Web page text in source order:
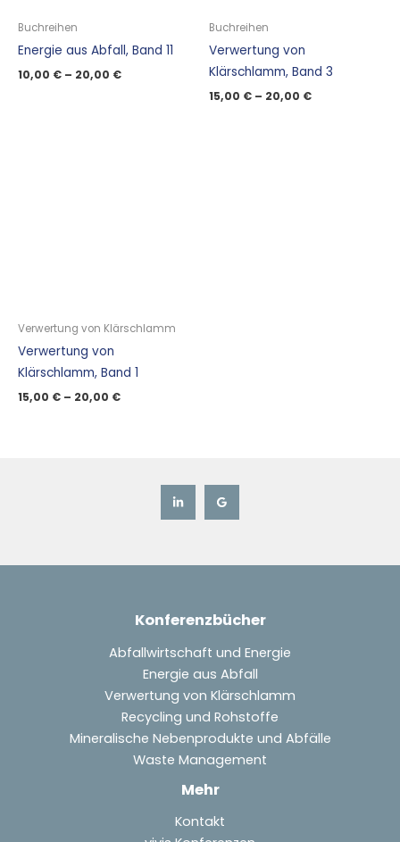
Buchreihen
Energie aus Abfall, Band 11
10,00 € – 20,00 €
Buchreihen
Verwertung von
Klärschlamm, Band 3
15,00 € – 20,00 €
Verwertung von Klärschlamm
Verwertung von
Klärschlamm, Band 1
15,00 € – 20,00 €
Konferenzbücher
Abfallwirtschaft und Energie
Energie aus Abfall
Verwertung von Klärschlamm
Recycling und Rohstoffe
Mineralische Nebenprodukte und Abfälle
Waste Management
Mehr
Kontakt